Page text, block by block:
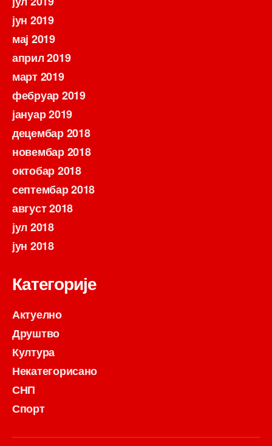
јун 2019
мај 2019
април 2019
март 2019
фебруар 2019
јануар 2019
децембар 2018
новембар 2018
октобар 2018
септембар 2018
август 2018
јул 2018
јун 2018
Категорије
Актуелно
Друштво
Култура
Некатегорисано
СНП
Спорт